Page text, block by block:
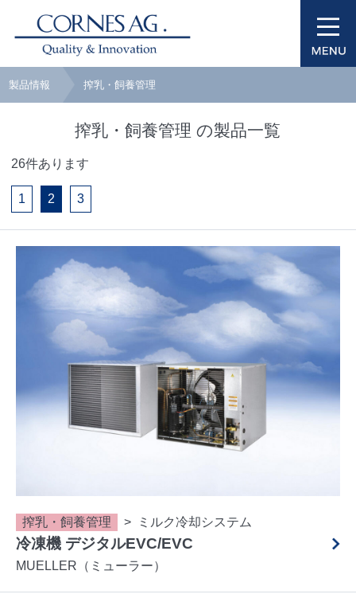
製品情報 搾乳・飼養管理
搾乳・飼養管理 の製品一覧
26件あります
1 2 3
搾乳・飼養管理 ミルク冷却システム
冷凍機 デジタルEVC/EVC
MUELLER（ミューラー）